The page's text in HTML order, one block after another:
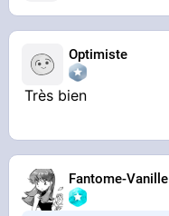
Optimiste
Très bien
Fantome-Vanille